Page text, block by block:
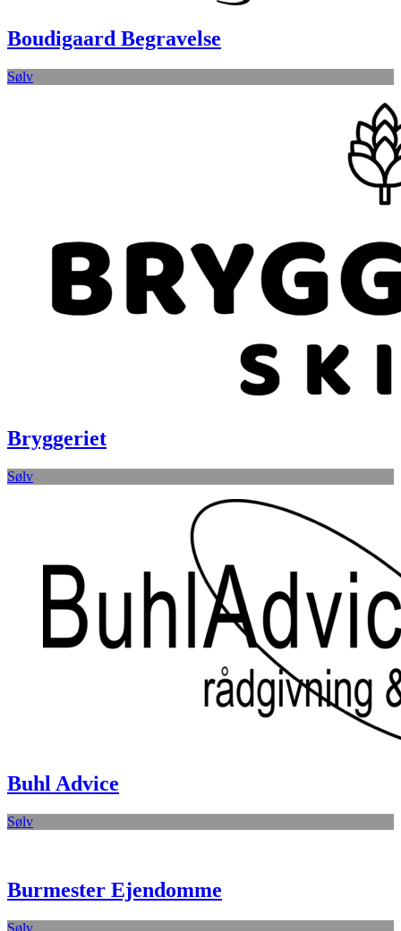
Boudigaard Begravelse
Sølv
Bryggeriet
Sølv
Buhl Advice
Sølv
Burmester Ejendomme
Sølv